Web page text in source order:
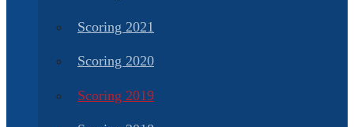
Scoring 2021
Scoring 2020
Scoring 2019